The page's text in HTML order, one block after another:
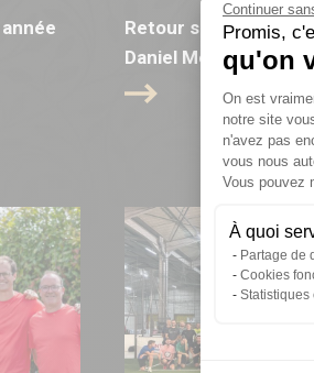
Continuer
Promis,
qu'on
On est
notre site
n'avez pas
vous nous
Vous pouvez
À quoi
Partage de
Cookies
Statistiques
Retour sur la 19ème
Daniel Moquet